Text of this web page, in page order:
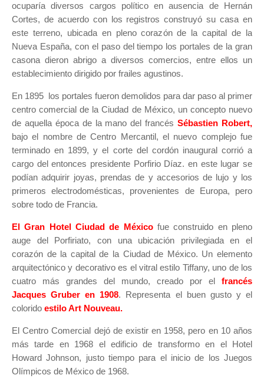
ocuparía diversos cargos político en ausencia de Hernán
Cortes, de acuerdo con los registros construyó su casa en
este terreno, ubicada en pleno corazón de la capital de la
Nueva España, con el paso del tiempo los portales de la gran
casona dieron abrigo a diversos comercios, entre ellos un
establecimiento dirigido por frailes agustinos.
En 1895 los portales fueron demolidos para dar paso al primer
centro comercial de la Ciudad de México, un concepto nuevo
de aquella época de la mano del francésSébastien Robert,
bajo el nombre de Centro Mercantil, el nuevo complejo fue
terminado en 1899, y el corte del cordón inaugural corrió a
cargo del entonces presidente Porfirio Díaz. en este lugar se
podían adquirir joyas, prendas de y accesorios de lujo y los
primeros electrodomésticas, provenientes de Europa, pero
sobre todo de Francia.
El Gran Hotel Ciudad de Méxicofue construido en pleno
auge del Porfiriato, con una ubicación privilegiada en el
corazón de la capital de la Ciudad de México. Un elemento
arquitectónico y decorativo es el vitral estilo Tiffany, uno de los
cuatro más grandes del mundo, creado por el francés
Jacques Gruber en 1908. Representa el buen gusto y el
colorido estilo Art Nouveau.
El Centro Comercial dejó de existir en 1958, pero en 10 años
más tarde en 1968 el edificio de transformo en el Hotel
Howard Johnson, justo tiempo para el inicio de los Juegos
Olímpicos de México de 1968.